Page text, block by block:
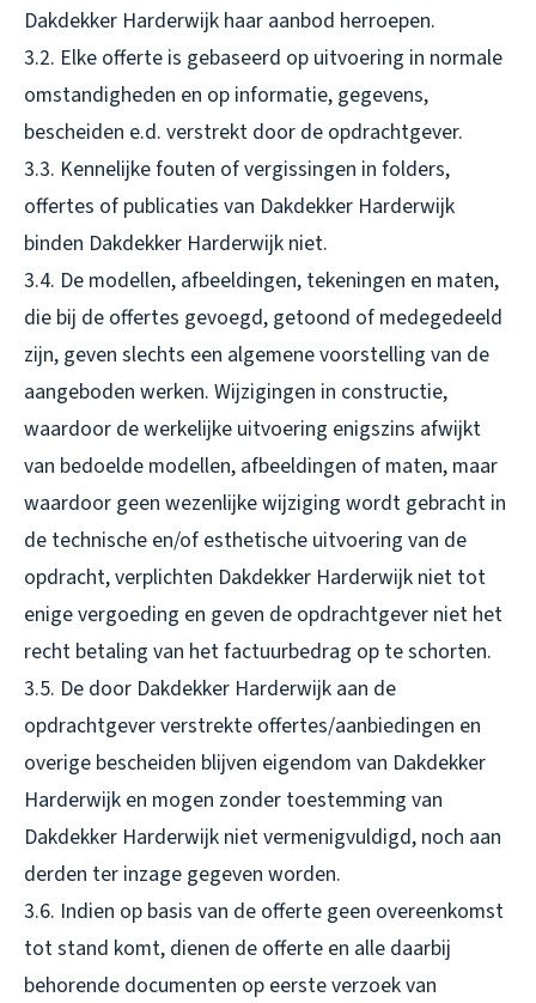
Dakdekker Harderwijk haar aanbod herroepen.
3.2. Elke offerte is gebaseerd op uitvoering in normale
omstandigheden en op informatie, gegevens,
bescheiden e.d. verstrekt door de opdrachtgever.
3.3. Kennelijke fouten of vergissingen in folders,
offertes of publicaties van Dakdekker Harderwijk
binden Dakdekker Harderwijk niet.
3.4. De modellen, afbeeldingen, tekeningen en maten,
die bij de offertes gevoegd, getoond of medegedeeld
zijn, geven slechts een algemene voorstelling van de
aangeboden werken. Wijzigingen in constructie,
waardoor de werkelijke uitvoering enigszins afwijkt
van bedoelde modellen, afbeeldingen of maten, maar
waardoor geen wezenlijke wijziging wordt gebracht in
de technische en/of esthetische uitvoering van de
opdracht, verplichten Dakdekker Harderwijk niet tot
enige vergoeding en geven de opdrachtgever niet het
recht betaling van het factuurbedrag op te schorten.
3.5. De door Dakdekker Harderwijk aan de
opdrachtgever verstrekte offertes/aanbiedingen en
overige bescheiden blijven eigendom van Dakdekker
Harderwijk en mogen zonder toestemming van
Dakdekker Harderwijk niet vermenigvuldigd, noch aan
derden ter inzage gegeven worden.
3.6. Indien op basis van de offerte geen overeenkomst
tot stand komt, dienen de offerte en alle daarbij
behorende documenten op eerste verzoek van